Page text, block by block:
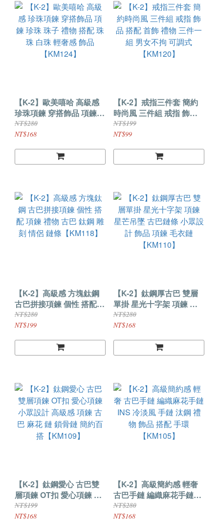
【K-2】歐美嘻哈 高級感
珍珠項鍊 穿搭飾品 項鍊
珍珠 珠子 禮物 搭配 珠珠
白珠 輕奢感 飾品
NT$280
NT$168
【K-2】戒指三件套 簡約
時尚風 三件組 戒指 飾品
搭配 首飾 禮物 三件一組
男女不拘 可調式
NT$199
NT$99
【K-2】高級感 方塊鈦鋼
古巴拼接項鍊 個性 搭配
項鍊 禮物 古巴 鈦鋼 雕刻
情侶 鏈條【KM118】
NT$280
NT$199
【K-2】鈦鋼厚古巴 雙層
單掛 星光十字架 項鍊 星
芒吊墜 古巴鏈條 小眾設計
飾品 項鍊 毛衣鏈
NT$280
NT$168
【K-2】鈦鋼愛心 古巴雙
層項鍊 OT扣 愛心項鍊 小
眾設計 高級感 項鍊 古巴
麻花 鏈 鎖骨鏈 簡約百搭
NT$199
NT$168
【K-2】高級簡約感 輕奢
古巴手鏈 編織麻花手鏈
INS 冷淡風 手鏈 汰鋼 禮
物 飾品 搭配 手環
NT$280
NT$168